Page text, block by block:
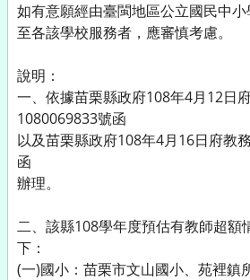
如有意願經由臺閩地區公立國民中
至各該學校服務者，應審慎考慮。
說明：
一、依據苗栗縣政府108年4月12日
1080069833號函
以及苗栗縣政府108年4月16日府教
函
辦理。
二、該縣108學年度預估有教師超額
下：
(一)國小：苗栗市文山國小、苑裡鎮